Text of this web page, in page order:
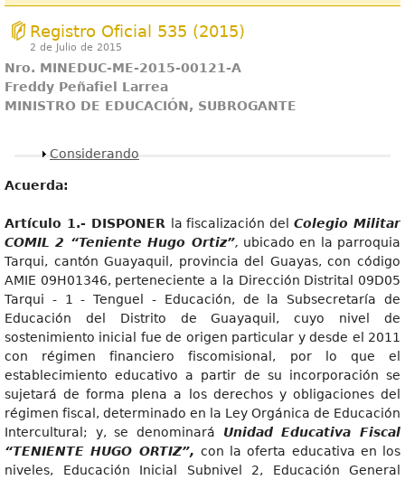
Registro Oficial 535 (2015)
2 de Julio de 2015
Nro. MINEDUC-ME-2015-00121-A
Freddy Peñafiel Larrea
MINISTRO DE EDUCACIÓN, SUBROGANTE
Mostrar
Considerando
Acuerda:
Artícul o 1.- DISPONER la fiscalización delColegio Militar
COMIL 2 “Teniente Hugo Ortiz”, ubicado en la parroquia
Tarqui, cantón Guayaquil, provincia del Guayas, con código
AMIE 09H01346, perteneciente a la Dirección Distrital 09D05
Tarqui - 1 - Tenguel - Educación, de la Subsecretaría de
Educación del Distrito de Guayaquil, cuyo nivel de
sostenimiento inicial fue de origen particular y desde el 2011
con régimen financiero fiscomisional, por lo que el
establecimiento educativo a partir de su incorporación se
sujetará de forma plena a los derechos y obligaciones del
régimen fiscal, determinado en la Ley Orgánica de Educación
Intercultural; y, se denominará Unidad Educativa Fiscal
“TENIENTE HUGO ORTIZ”, con la oferta educativa en los
niveles, Educación Inicial Subnivel 2, Educación General